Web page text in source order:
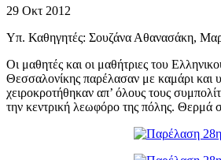
29 Οκτ 2012
Υπ. Καθηγητές: Σουζάνα Αθανασάκη,
Οι μαθητές και οι μαθήτριες του
Θεσσαλονίκης παρέλασαν με καμάρι και
χειροκροτήθηκαν απ’ όλους τους
την κεντρική λεωφόρο της πόλης. Θερμά